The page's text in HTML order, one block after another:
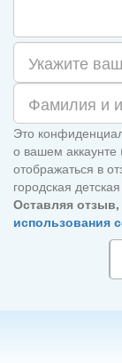
Это
о вашем аккаунте
отображаться в
городская
Оставляя
использования